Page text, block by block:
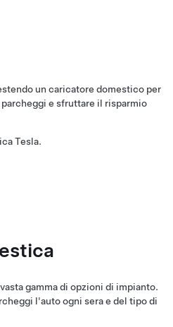
un caricatore domestico per
e sfruttare il risparmio
Tesla.
gamma di opzioni di impianto.
l'auto ogni sera e del tipo di